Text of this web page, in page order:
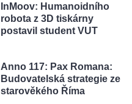
InMoov: Humanoidního
robota z 3D tiskárny
postavil student VUT
Anno 117: Pax Romana:
Budovatelská strategie ze
starověkého Říma